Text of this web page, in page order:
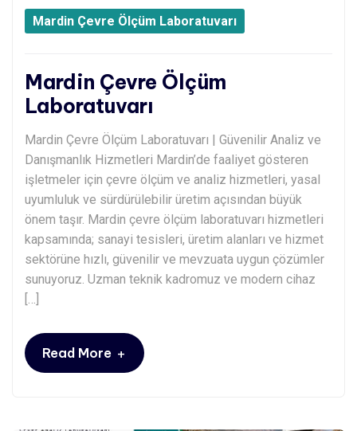
Mardin Çevre Ölçüm Laboratuvarı
Mardin Çevre Ölçüm
Laboratuvarı
Mardin Çevre Ölçüm Laboratuvarı | Güvenilir Analiz ve
Danışmanlık Hizmetleri Mardin’de faaliyet gösteren
işletmeler için çevre ölçüm ve analiz hizmetleri, yasal
uyumluluk ve sürdürülebilir üretim açısından büyük
önem taşır. Mardin çevre ölçüm laboratuvarı hizmetleri
kapsamında; sanayi tesisleri, üretim alanları ve hizmet
sektörüne hızlı, güvenilir ve mevzuata uygun çözümler
sunuyoruz. Uzman teknik kadromuz ve modern cihaz
Read More +